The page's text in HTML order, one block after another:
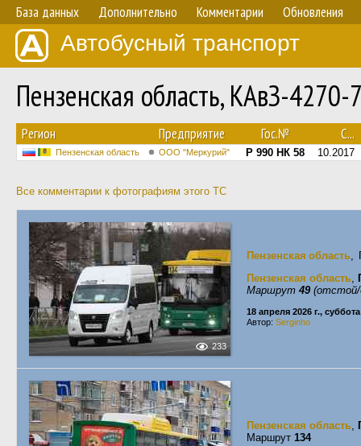
База данных Дополнительно Комментарии Обновления
Автобусный транспорт
Пензенская область, КАвЗ-
Регион Предприятие Гос.№ С...
Пензенская область ООО "Меркурий" Р 990 НК 58 10.2017
Все комментарии к фотографиям этого ТС
233
Пензенская область,
Пензенская область,
Маршрут 49(отстой/
18 апреля 2026 г., суббота
Автор: Serginho
Пензенская область,
Маршрут 134